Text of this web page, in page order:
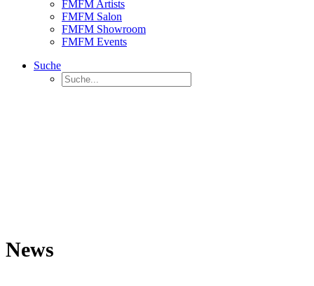
FMFM Artists
FMFM Salon
FMFM Showroom
FMFM Events
Suche
News